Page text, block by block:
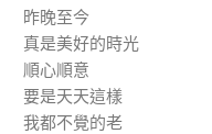
昨晚至今
真是美好的時光
順心順意
要是天天這樣
我都不覺的老